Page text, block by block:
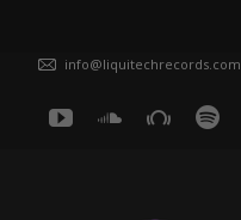
info@liquitechrecords.com